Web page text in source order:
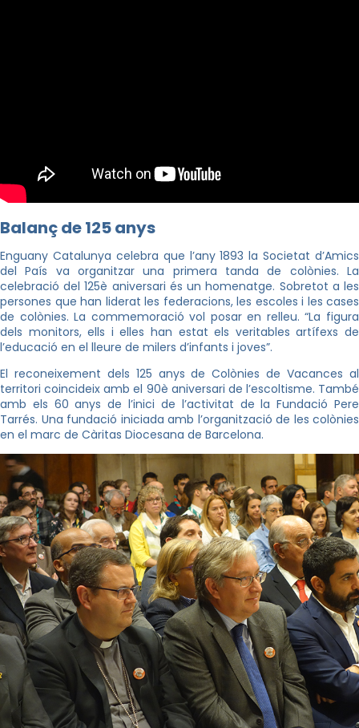
Balanç de 125 anys
Enguany Catalunya celebra que l’any 1893 la Societat d’Amics
del País va organitzar una primera tanda de colònies. La
celebració del 125è aniversari és un homenatge. Sobretot a les
persones que han liderat les federacions, les escoles i les cases
de colònies. La commemoració vol posar en relleu. “La figura
dels monitors, ells i elles han estat els veritables artífexs de
l’educació en el lleure de milers d’infants i joves”.
El reconeixement dels 125 anys de Colònies de Vacances al
territori coincideix amb el 90è aniversari de l’escoltisme. També
amb els 60 anys de l’inici de l’activitat de la Fundació Pere
Tarrés. Una fundació iniciada amb l’organització de les colònies
en el marc de Càritas Diocesana de Barcelona.